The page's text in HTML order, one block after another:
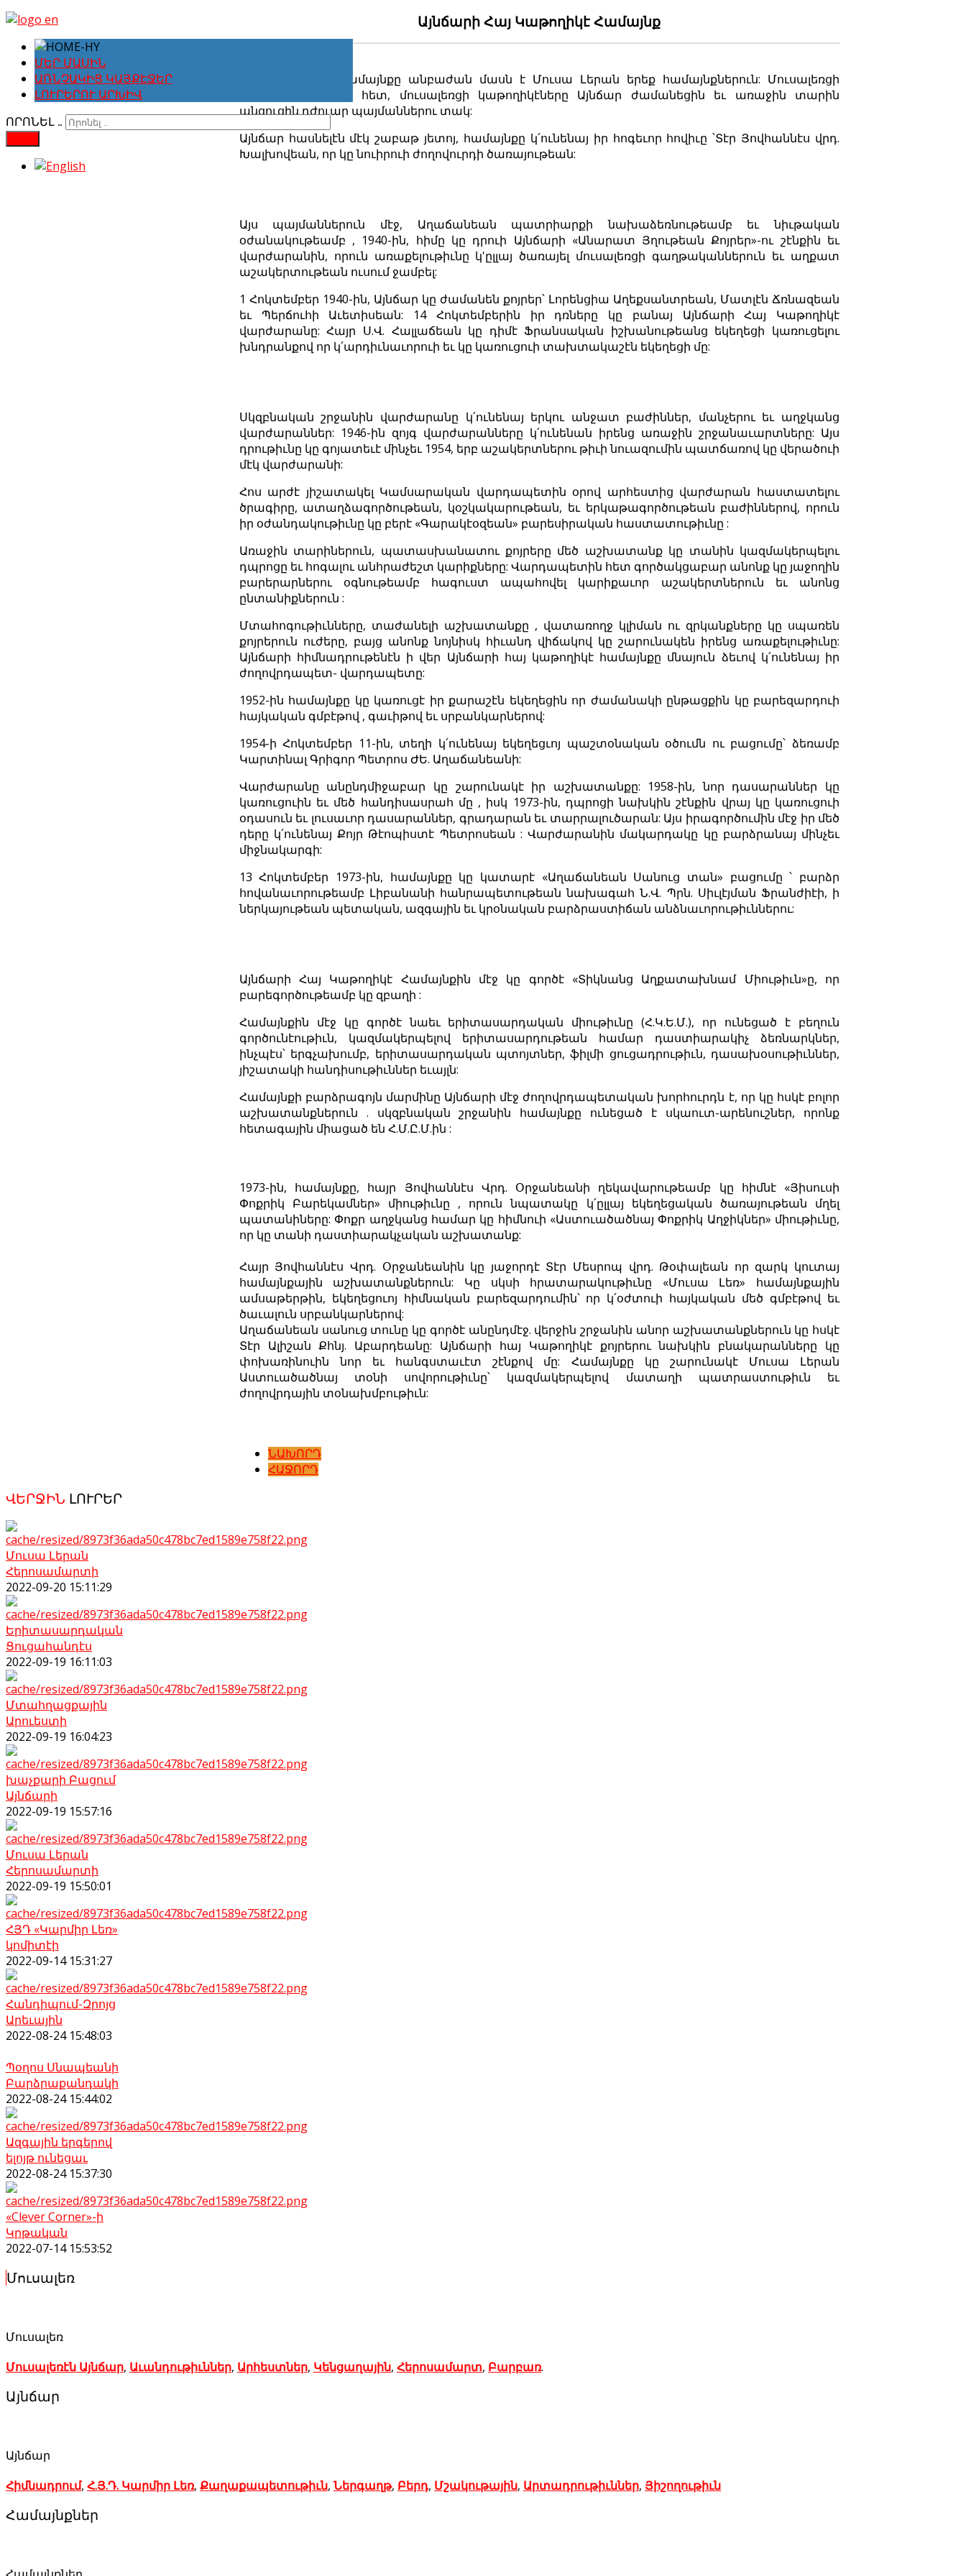
ՄԵՐ ՄԱՍԻՆ
ԱՌՆՉԱԿԻՑ ԿԱՅՔԷՋԵՐ
ԼՈՒՐԵՐՈՒ ԱՐԽԻՎ
ՈՐՈՆԵԼ …
Այնճարի Հայ Կաթողիկէ Համայնք
Հայ Կաթողիկէ համայնքը անբաժան մասն է Մուսա Լերան երեք համայնքներուն: Մուսալեռցի
գաղթականներուն հետ, մուսալեռցի կաթողիկէները Այնճար ժամանեցին եւ առաջին տարին
անցուցին դժուար պայմաններու տակ:
Այնճար հասնելէն մէկ շաբաթ յետոյ, համայնքը կ՛ունենայ իր հոգեւոր հովիւը ՝Տէր Յովհաննէս վրդ.
Խալխովեան, որ կը նուիրուի ժողովուրդի ծառայութեան:
Այս պայմաններուն մէջ, Աղաճանեան պատրիարքի նախաձեռնութեամբ եւ նիւթական
օժանակութեամբ , 1940-ին, հիմը կը դրուի Այնճարի «Անարատ Յղութեան Քոյրեր»-ու շէնքին եւ
վարժարանին, որուն առաքելութիւնը կ'ըլլայ ծառայել մուսալեռցի գաղթականներուն եւ աղքատ
աշակերտութեան ուսում ջամբել:
1 Հոկտեմբեր 1940-ին, Այնճար կը ժամանեն քոյրեր՝ Լորենցիա Աղեքսանտրեան, Մատլէն Ճռնազեան
եւ Պերճուհի Աւետիսեան: 14 Հոկտեմբերին իր դռները կը բանայ Այնճարի Հայ Կաթողիկէ
վարժարանը: Հայր Ս.Վ. Հալլաճեան կը դիմէ Ֆրանսական իշխանութեանց եկեղեցի կառուցելու
խնդրանքով որ կ՛արդիւնաւորուի եւ կը կառուցուի տախտակաշէն եկեղեցի մը:
Սկզբնական շրջանին վարժարանը կ՛ունենայ երկու անջատ բաժիններ, մանչերու եւ աղջկանց
վարժարաններ: 1946-ին զոյգ վարժարանները կ՛ունենան իրենց առաջին շրջանաւարտները: Այս
դրութիւնը կը գոյատեւէ մինչեւ 1954, երբ աշակերտներու թիւի նուազումին պատճառով կը վերածուի
մէկ վարժարանի:
Հոս արժէ յիշատակել Կամսարական վարդապետին օրով արհեստից վարժարան հաստատելու
ծրագիրը, ատաղձագործութեան, կօշկակարութեան, եւ երկաթագործութեան բաժիններով, որուն
իր օժանդակութիւնը կը բերէ «Գարակէօզեան» բարեսիրական հաստատութիւնը :
Առաջին տարիներուն, պատասխանատու քոյրերը մեծ աշխատանք կը տանին կազմակերպելու
դպրոցը եւ հոգալու անհրաժեշտ կարիքները: Վարդապետին հետ գործակցաբար անոնք կը յաջողին
բարերարներու օգնութեամբ հագուստ ապահովել կարիքաւոր աշակերտներուն եւ անոնց
ընտանիքներուն :
Մտահոգութիւնները, տաժանելի աշխատանքը , վատառողջ կլիման ու զրկանքները կը սպառեն
քոյրերուն ուժերը, բայց անոնք նոյնիսկ հիւանդ վիճակով կը շարունակեն իրենց առաքելութիւնը:
Այնճարի հիմնադրութենէն ի վեր Այնճարի հայ կաթողիկէ համայնքը մնայուն ձեւով կ՛ունենայ իր
ժողովրդապետ- վարդապետը:
1952-ին համայնքը կը կառուցէ իր քարաշէն եկեղեցին որ ժամանակի ընթացքին կը բարեզարդուի
հայկական գմբէթով , գաւիթով եւ սրբանկարներով:
1954-ի Հոկտեմբեր 11-ին, տեղի կ՛ունենայ եկեղեցւոյ պաշտօնական օծումն ու բացումը՝ ձեռամբ
Կարտինալ Գրիգոր Պետրոս ԺԵ. Աղաճանեանի:
Վարժարանը անընդմիջաբար կը շարունակէ իր աշխատանքը: 1958-ին, նոր դասարաններ կը
կառուցուին եւ մեծ հանդիսասրահ մը , իսկ 1973-ին, դպրոցի նախկին շէնքին վրայ կը կառուցուի
օդասուն եւ լուսաւոր դասարաններ, գրադարան եւ տարրալուծարան: Այս իրագործումին մէջ իր մեծ
դերը կ՛ունենայ Քոյր Թէոպիստէ Պետրոսեան : Վարժարանին մակարդակը կը բարձրանայ մինչեւ
միջնակարգի:
13 Հոկտեմբեր 1973-ին, համայնքը կը կատարէ «Աղաճանեան Սանուց տան» բացումը ՝ բարձր
հովանաւորութեամբ Լիբանանի հանրապետութեան նախագահ Ն.Վ. Պրն. Սիւլէյման Ֆրանժիէի, ի
ներկայութեան պետական, ազգային եւ կրօնական բարձրաստիճան անձնաւորութիւններու:
Այնճարի Հայ Կաթողիկէ Համայնքին մէջ կը գործէ «Տիկնանց Աղքատախնամ Միութիւն»ը, որ
բարեգործութեամբ կը զբաղի :
Համայնքին մէջ կը գործէ նաեւ երիտասարդական միութիւնը (Հ.Կ.Ե.Մ.), որ ունեցած է բեղուն
գործունէութիւն, կազմակերպելով երիտասարդութեան համար դաստիարակիչ ձեռնարկներ,
ինչպէս՝ երգչախումբ, երիտասարդական պտոյտներ, ֆիլմի ցուցադրութիւն, դասախօսութիւններ,
յիշատակի հանդիսութիւններ եւայլն:
Համայնքի բարձրագոյն մարմինը Այնճարի մէջ ժողովրդապետական խորհուրդն է, որ կը հսկէ բոլոր
աշխատանքներուն . սկզբնական շրջանին համայնքը ունեցած է սկաուտ-արենուշներ, որոնք
հետագային միացած են Հ.Մ.Ը.Մ.ին :
1973-ին, համայնքը, հայր Յովհաննէս Վրդ. Օրջանեանի ղեկավարութեամբ կը հիմնէ «Յիսուսի
Փոքրիկ Բարեկամներ» միութիւնը , որուն նպատակը կ՛ըլլայ եկեղեցական ծառայութեան մղել
պատանիները: Փոքր աղջկանց համար կը հիմնուի «Աստուածածնայ Փոքրիկ Աղջիկներ» միութիւնը,
որ կը տանի դաստիարակչական աշխատանք:
Հայր Յովհաննէս Վրդ. Օրջանեանին կը յաջորդէ Տէր Մեսրոպ վրդ. Թօփալեան որ զարկ կուտայ
համայնքային աշխատանքներուն: Կը սկսի հրատարակութիւնը «Մուսա Լեռ» համայնքային
ամսաթերթին, եկեղեցուոյ հիմնական բարեզարդումին՝ որ կ՛օժտուի հայկական մեծ գմբէթով եւ
ծաւալուն սրբանկարներով:
Աղաճանեան սանուց տունը կը գործէ անընդմէջ. վերջին շրջանին անոր աշխատանքներուն կը հսկէ
Տէր Ալիշան Քհնյ. Աբարդեանը: Այնճարի հայ Կաթողիկէ քոյրերու նախկին բնակարանները կը
փոխառինուին նոր եւ հանգստաւէտ շէնքով մը: Համայնքը կը շարունակէ Մուսա Լերան
Աստուածածնայ տօնի սովորութիւնը՝ կազմակերպելով մատաղի պատրաստութիւն եւ
ժողովրդային տօնախմբութիւն:
ՆԱԽՈՐԴ
ՀԱՋՈՐԴ
ՎԵՐՋԻՆ ԼՈՒՐԵՐ
Մուսա Լերան
Հերոսամարտի
2022-09-20 15:11:29
Երիտասարդական
Ցուցահանդէս
2022-09-19 16:11:03
Մտահղացքային
Արուեստի
2022-09-19 16:04:23
խաչքարի Բացում
Այնճարի
2022-09-19 15:57:16
Մուսա Լերան
Հերոսամարտի
2022-09-19 15:50:01
ՀՅԴ «Կարմիր Լեռ»
կոմիտէի
2022-09-14 15:31:27
Հանդիպում-Զրոյց
Արեւային
2022-08-24 15:48:03
Պօղոս Սնապեանի
Բարձրաքանդակի
2022-08-24 15:44:02
Ազգային երգերով
ելոյթ ունեցաւ
2022-08-24 15:37:30
«Clever Corner»-ի
Կրթական
2022-07-14 15:53:52
Մուսալեռ
Մուսալեռ
Մուսալեռէն Այնճար, Աւանդութիւններ, Արհեստներ, Կենցաղային, Հերոսամարտ, Բարբառ.
Այնճար
Այնճար
Հիմնադրում, Հ.Յ.Դ. Կարմիր Լեռ, Քաղաքապետութիւն, Ներգաղթ, Բերդ, Մշակութային, Արտադրութիւններ, Յիշողութիւն
Համայնքներ